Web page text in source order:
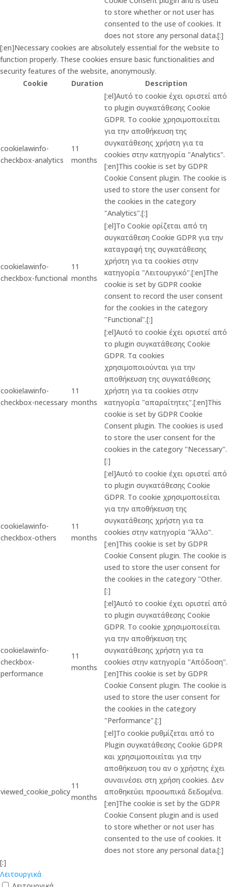
to store whether or not user has
consented to the use of cookies. It
does not store any personal data.[:]
[:en]Necessary cookies are absolutely essential for the website to
function properly. These cookies ensure basic functionalities and
security features of the website, anonymously.
Cookie
Duration Description
cookielawinfo-
checkbox-analytics
11
months
[:el]Αυτό το cookie έχει οριστεί από
το plugin συγκατάθεσης Cookie
GDPR. Το cookie χρησιμοποιείται
για την αποθήκευση της
συγκατάθεσης χρήστη για τα
cookies στην κατηγορία "Analytics".
[:en]This cookie is set by GDPR
Cookie Consent plugin. The cookie is
used to store the user consent for
the cookies in the category
"Analytics".[:]
cookielawinfo-
checkbox-functional
11
months
[:el]Το Cookie ορίζεται από τη
συγκατάθεση Cookie GDPR για την
καταγραφή της συγκατάθεσης
χρήστη για τα cookies στην
κατηγορία "Λειτουργικό".[:en]The
cookie is set by GDPR cookie
consent to record the user consent
for the cookies in the category
"Functional".[:]
cookielawinfo-
checkbox-necessary
11
months
[:el]Αυτό το cookie έχει οριστεί από
το plugin συγκατάθεσης Cookie
GDPR. Τα cookies
χρησιμοποιούνται για την
αποθήκευση της συγκατάθεσης
χρήστη για τα cookies στην
κατηγορία "απαραίτητες".[:en]This
cookie is set by GDPR Cookie
Consent plugin. The cookies is used
to store the user consent for the
cookies in the category "Necessary".
[:]
cookielawinfo-
checkbox-others
11
months
[:el]Αυτό το cookie έχει οριστεί από
το plugin συγκατάθεσης Cookie
GDPR. Το cookie χρησιμοποιείται
για την αποθήκευση της
συγκατάθεσης χρήστη για τα
cookies στην κατηγορία "Άλλο".
[:en]This cookie is set by GDPR
Cookie Consent plugin. The cookie is
used to store the user consent for
the cookies in the category "Other.
[:]
cookielawinfo-
checkbox-
performance
11
months
[:el]Αυτό το cookie έχει οριστεί από
το plugin συγκατάθεσης Cookie
GDPR. Το cookie χρησιμοποιείται
για την αποθήκευση της
συγκατάθεσης χρήστη για τα
cookies στην κατηγορία "Απόδοση".
[:en]This cookie is set by GDPR
Cookie Consent plugin. The cookie is
used to store the user consent for
the cookies in the category
"Performance".[:]
viewed_cookie_policy
11
months
[:el]Το cookie ρυθμίζεται από το
Plugin συγκατάθεσης Cookie GDPR
και χρησιμοποιείται για την
αποθήκευση του αν ο χρήστης έχει
συναινέσει στη χρήση cookies. Δεν
αποθηκεύει προσωπικά δεδομένα.
[:en]The cookie is set by the GDPR
Cookie Consent plugin and is used
to store whether or not user has
consented to the use of cookies. It
does not store any personal data.[:]
[:]
Λειτουργικά